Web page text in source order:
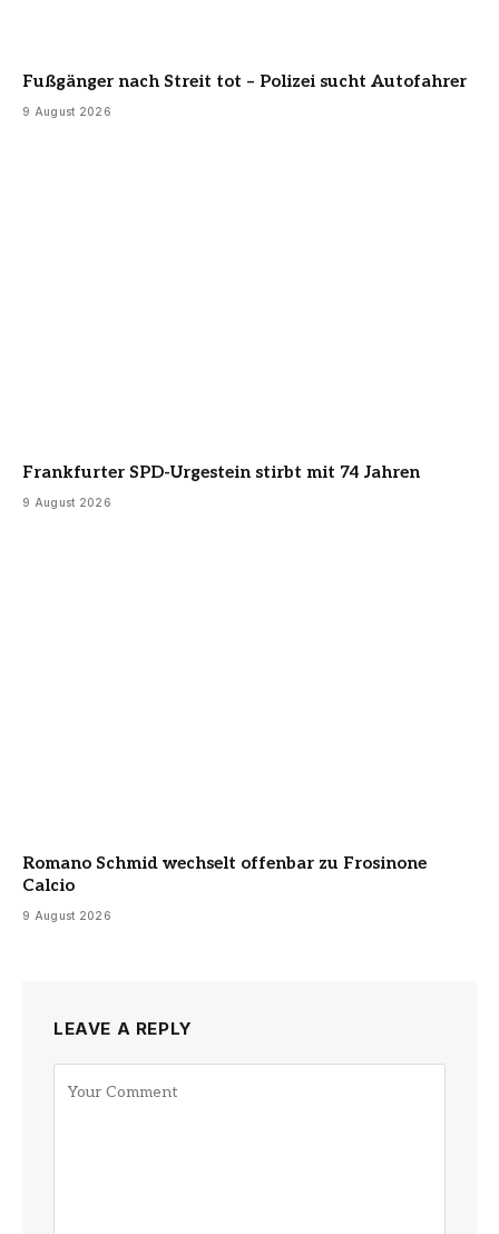
Fußgänger nach Streit tot – Polizei sucht Autofahrer
9 August 2026
Frankfurter SPD-Urgestein stirbt mit 74 Jahren
9 August 2026
Romano Schmid wechselt offenbar zu Frosinone
Calcio
9 August 2026
LEAVE A REPLY